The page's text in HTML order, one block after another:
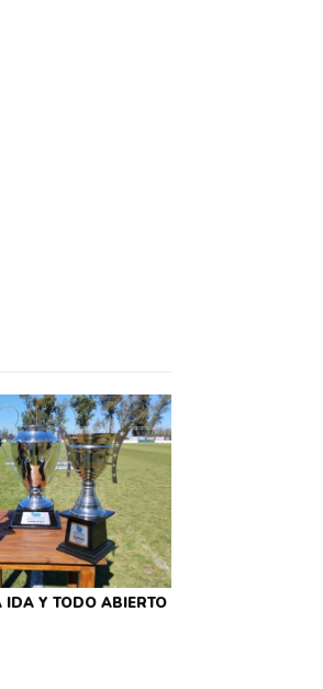
IDA Y TODO ABIERTO